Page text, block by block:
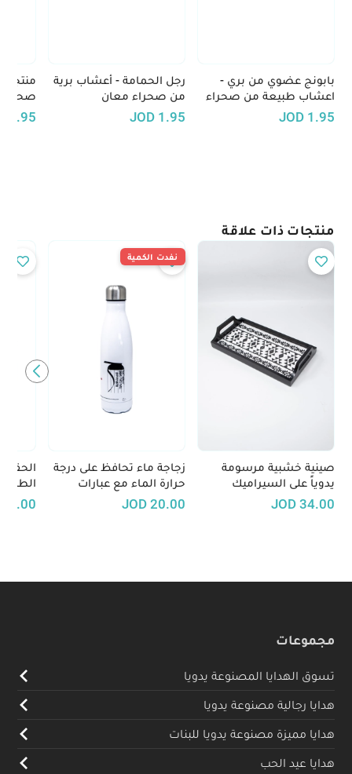
بابونج عضوي من بري -
اعشاب طبيعة من صحراء
معان
1.95
JOD
رجل الحمامة - أعشاب برية
من صحراء معان
1.95
JOD
صحراء
1.95
منتجات ذات علاقة
صينية خشبية مرسومة
يدوياً على السيراميك
برسومات تعكس الطابع
34.00
JOD
زجاجة ماء تحافظ على درجة
حرارة الماء مع عبارات
فلسطينية تقليدية
20.00
JOD
نفدت الكمية
40.00
مجموعات
تسوق الهدايا المصنوعة يدويا
هدايا رجالية مصنوعة يدويا
هدايا مميزة مصنوعة يدويا للبنات
هدايا عيد الحب